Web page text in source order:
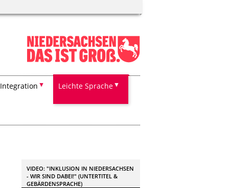
Integration Leichte Sprache
VIDEO: "INKLUSION IN NIEDERSACHSEN
- WIR SIND DABEI!" (UNTERTITEL &
GEBÄRDENSPRACHE)